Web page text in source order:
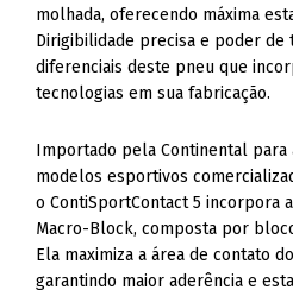
molhada, oferecendo máxima
Dirigibilidade precisa e poder de
diferenciais deste pneu que
tecnologias em sua fabricação.
Importado pela Continental para
modelos esportivos
o ContiSportContact 5 incorpora
Macro-Block, composta por
Ela maximiza a área de contato
garantindo maior aderência e